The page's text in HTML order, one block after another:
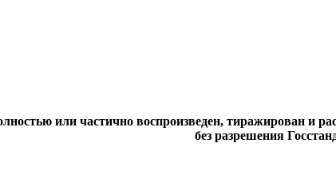
или частично воспроизведен, тиражирован и
без разрешения